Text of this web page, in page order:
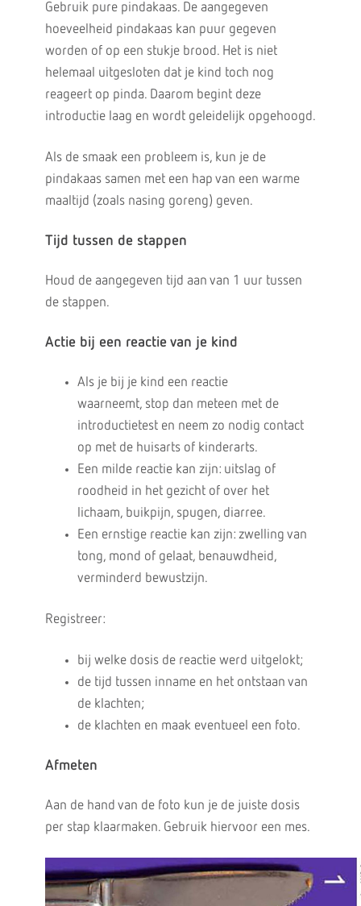
Gebruik pure pindakaas. De aangegeven
hoeveelheid pindakaas kan puur gegeven
worden of op een stukje brood. Het is niet
helemaal uitgesloten dat je kind toch nog
reageert op pinda. Daarom begint deze
introductie laag en wordt geleidelijk opgehoogd.
Als de smaak een probleem is, kun je de
pindakaas samen met een hap van een warme
maaltijd (zoals nasing goreng) geven.
Tijd tussen de stappen
Houd de aangegeven tijd aan van 1 uur tussen
de stappen.
Actie bij een reactie van je kind
Als je bij je kind een reactie
waarneemt, stop dan meteen met de
introductietest en neem zo nodig contact
op met de huisarts of kinderarts.
Een milde reactie kan zijn: uitslag of
roodheid in het gezicht of over het
lichaam, buikpijn, spugen, diarree.
Een ernstige reactie kan zijn: zwelling van
tong, mond of gelaat, benauwdheid,
verminderd bewustzijn.
Registreer:
bij welke dosis de reactie werd uitgelokt;
de tijd tussen inname en het ontstaan van
de klachten;
de klachten en maak eventueel een foto.
Afmeten
Aan de hand van de foto kun je de juiste dosis
per stap klaarmaken. Gebruik hiervoor een mes.